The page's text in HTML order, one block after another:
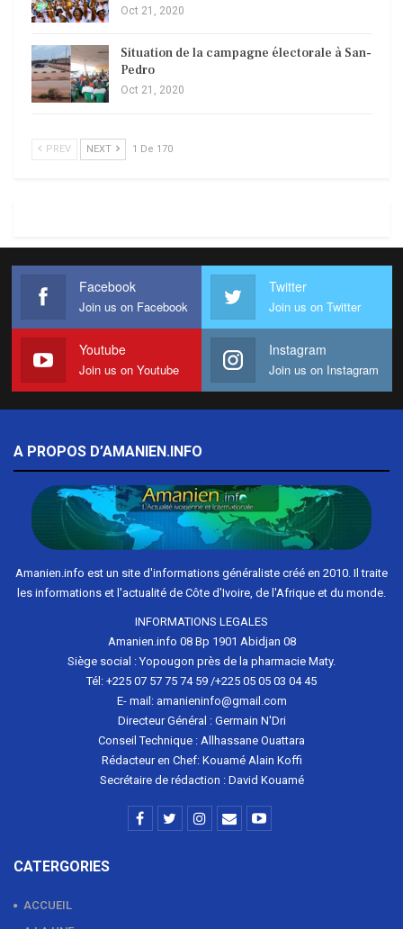
Oct 21, 2020
Situation de la campagne électorale à San-
Pedro
Oct 21, 2020
PREV NEXT 1 De 170
Facebook
Join us on Facebook
Twitter
Join us on Twitter
Youtube
Join us on Youtube
Instagram
Join us on Instagram
A PROPOS D’AMANIEN.INFO
Amanien.info est un site d'informations généraliste créé en 2010. Il traite
les informations et l'actualité de Côte d'Ivoire, de l'Afrique et du monde.
INFORMATIONS LEGALES
Amanien.info 08 Bp 1901 Abidjan 08
Siège social : Yopougon près de la pharmacie Maty.
Tél: +225 07 57 75 74 59 /+225 05 05 03 04 45
E- mail: amanieninfo@gmail.com
Directeur Général : Germain N'Dri
Conseil Technique : Allhassane Ouattara
Rédacteur en Chef: Kouamé Alain Koffi
Secrétaire de rédaction : David Kouamé
CATERGORIES
ACCUEIL